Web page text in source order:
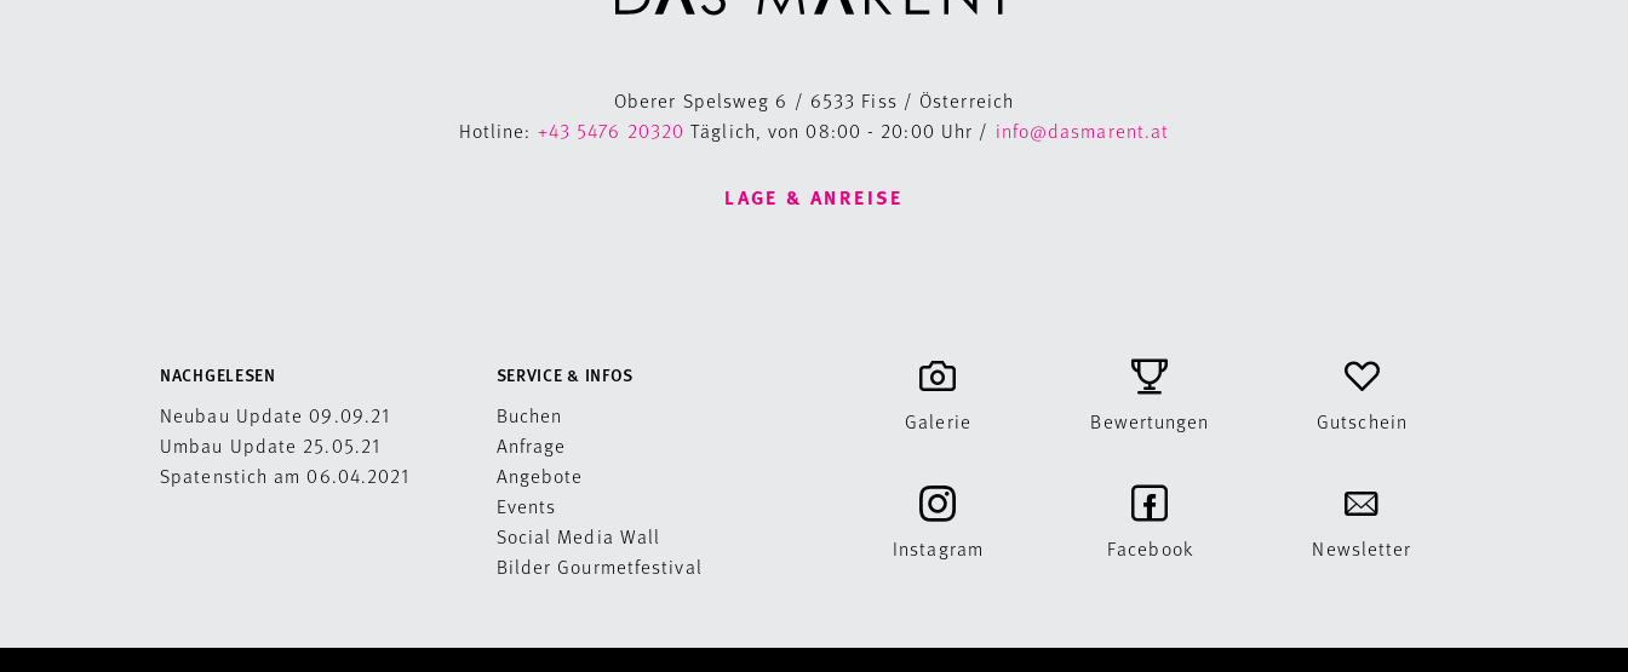
Oberer Spelsweg 6 / 6533 Fiss / Österreich
Hotline: +43 5476 20320 Täglich, von 08:00 - 20:00 Uhr / info@dasmarent.at
LAGE & ANREISE
NACHGELESEN
Neubau Update 09.09.21
Umbau Update 25.05.21
Spatenstich am 06.04.2021
SERVICE & INFOS
Buchen
Anfrage
Angebote
Events
Social Media Wall
Bilder Gourmetfestival
Galerie Bewertungen Gutschein
Instagram Facebook Newsletter